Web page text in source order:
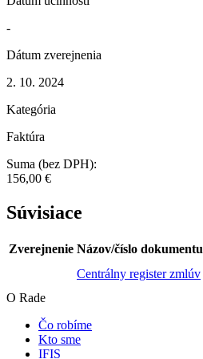
-
Dátum zverejnenia
2. 10. 2024
Kategória
Faktúra
Suma (bez DPH):
156,00 €
Súvisiace
Zverejnenie Názov/číslo dokumentu
Centrálny register zmlúv
O Rade
Čo robíme
Kto sme
IFIS